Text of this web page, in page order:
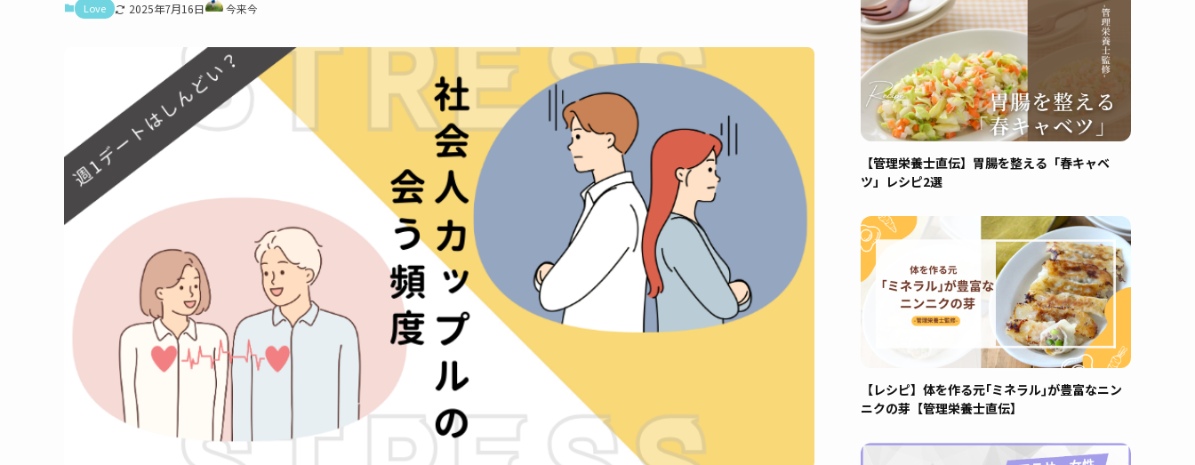
Love 2025年7月16日 今来今
【管理栄養士直伝】胃腸を整える「春キャベ
ツ」レシピ2選
【レシピ】体を作る元｢ミネラル｣が豊富なニン
ニクの芽【管理栄養士直伝】